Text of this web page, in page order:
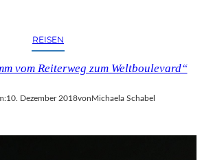
REISEN
vom Reiterweg zum Weltboulevard“
10. Dezember 2018vonMichaela Schabel